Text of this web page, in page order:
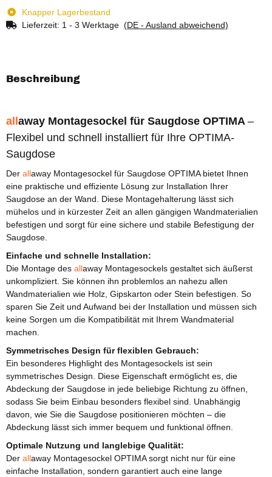
Knapper Lagerbestand
Lieferzeit: 1 - 3 Werktage (DE - Ausland abweichend)
Beschreibung
allaway Montagesockel für Saugdose OPTIMA –
Flexibel und schnell installiert für Ihre OPTIMA-
Saugdose
Der allaway Montagesockel für Saugdose OPTIMA bietet Ihnen
eine praktische und effiziente Lösung zur Installation Ihrer
Saugdose an der Wand. Diese Montagehalterung lässt sich
mühelos und in kürzester Zeit an allen gängigen Wandmaterialien
befestigen und sorgt für eine sichere und stabile Befestigung der
Saugdose.
Einfache und schnelle Installation:
Die Montage des allaway Montagesockels gestaltet sich äußerst
unkompliziert. Sie können ihn problemlos an nahezu allen
Wandmaterialien wie Holz, Gipskarton oder Stein befestigen. So
sparen Sie Zeit und Aufwand bei der Installation und müssen sich
keine Sorgen um die Kompatibilität mit Ihrem Wandmaterial
machen.
Symmetrisches Design für flexiblen Gebrauch:
Ein besonderes Highlight des Montagesockels ist sein
symmetrisches Design. Diese Eigenschaft ermöglicht es, die
Abdeckung der Saugdose in jede beliebige Richtung zu öffnen,
sodass Sie beim Einbau besonders flexibel sind. Unabhängig
davon, wie Sie die Saugdose positionieren möchten – die
Abdeckung lässt sich immer bequem und funktional öffnen.
Optimale Nutzung und langlebige Qualität:
Der allaway Montagesockel OPTIMA sorgt nicht nur für eine
einfache Installation, sondern garantiert auch eine lange